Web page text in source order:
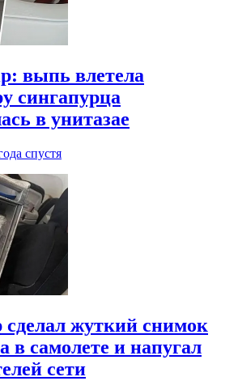
выпь влетела
сингапурца
в унитазае
спустя
жуткий снимок
в самолете и напугал
сети